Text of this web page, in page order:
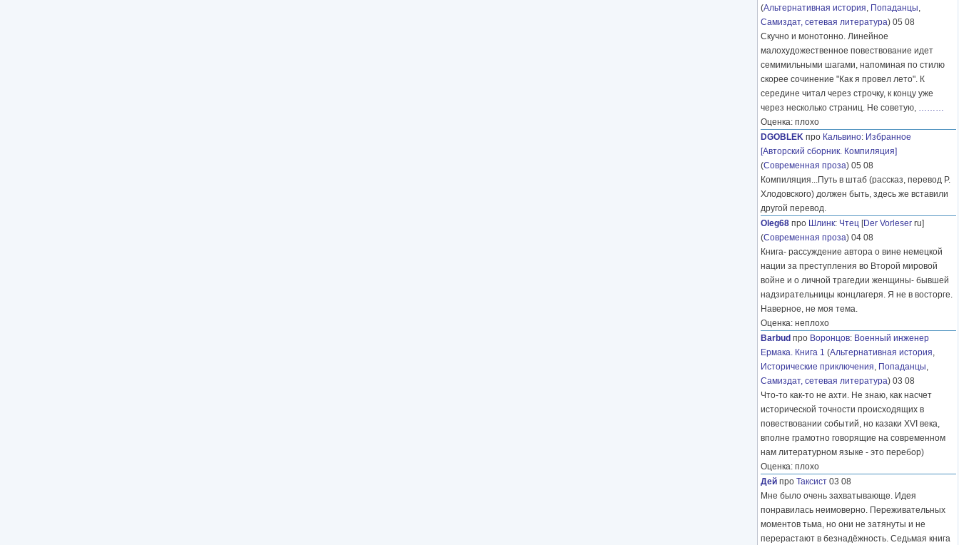
(Альтернативная история, Попаданцы,
Самиздат, сетевая литература) 05 08
Скучно и монотонно. Линейное
малохудожественное повествование идет
семимильными шагами, напоминая по стилю
скорее сочинение "Как я провел лето". К
середине читал через строчку, к концу уже
через несколько страниц. Не советую, ………
Оценка: плохо
DGOBLEK про Кальвино: Избранное
[Авторский сборник. Компиляция]
(Современная проза) 05 08
Компиляция...Путь в штаб (рассказ, перевод Р.
Хлодовского) должен быть, здесь же вставили
другой перевод.
Oleg68 про Шлинк: Чтец [Der Vorleser ru]
(Современная проза) 04 08
Книга- рассуждение автора о вине немецкой
нации за преступления во Второй мировой
войне и о личной трагедии женщины- бывшей
надзирательницы концлагеря. Я не в восторге.
Наверное, не моя тема.
Оценка: неплохо
Barbud про Воронцов: Военный инженер
Ермака. Книга 1 (Альтернативная история,
Исторические приключения, Попаданцы,
Самиздат, сетевая литература) 03 08
Что-то как-то не ахти. Не знаю, как насчет
исторической точности происходящих в
повествовании событий, но казаки XVI века,
вполне грамотно говорящие на современном
нам литературном языке - это перебор)
Оценка: плохо
Дей про Таксист 03 08
Мне было очень захватывающе. Идея
понравилась неимоверно. Переживательных
моментов тьма, но они не затянуты и не
перерастают в безнадёжность. Седьмая книга